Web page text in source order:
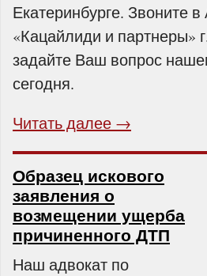
Екатеринбурге. Звоните
«Кацайлиди и партнеры»
задайте Ваш вопрос
сегодня.
Читать далее →
Образец искового
заявления о
возмещении ущерба
причиненного ДТП
Наш адвокат по